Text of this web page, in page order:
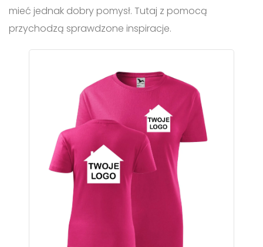
mieć jednak dobry pomysł. Tutaj z pomocą
przychodzą sprawdzone inspiracje.